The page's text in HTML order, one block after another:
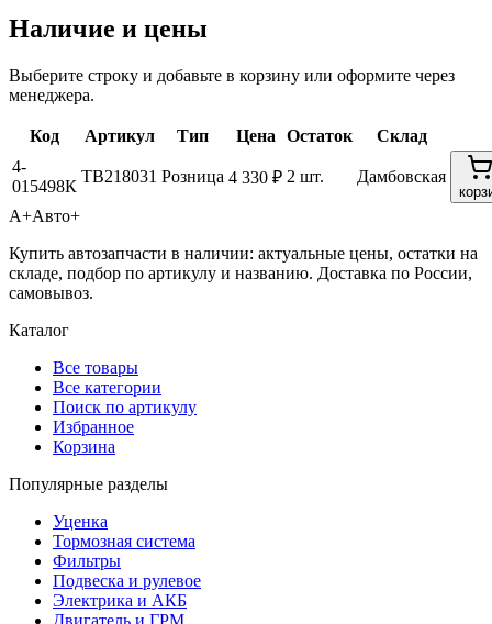
Наличие и цены
Выберите строку и добавьте в корзину или оформите через
менеджера.
Код Артикул Тип Цена Остаток
Склад
4-
015498К
TB218031 Розница 4 330 ₽ 2 шт. Дамбовская
А+Авто+
Купить автозапчасти в наличии: актуальные цены, остатки на
складе, подбор по артикулу и названию. Доставка по России,
самовывоз.
Каталог
Все товары
Все категории
Поиск по артикулу
Избранное
Корзина
Популярные разделы
Уценка
Тормозная система
Фильтры
Подвеска и рулевое
Электрика и АКБ